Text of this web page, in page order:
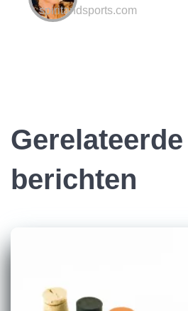
spiritandsports.com
Gerelateerde
berichten